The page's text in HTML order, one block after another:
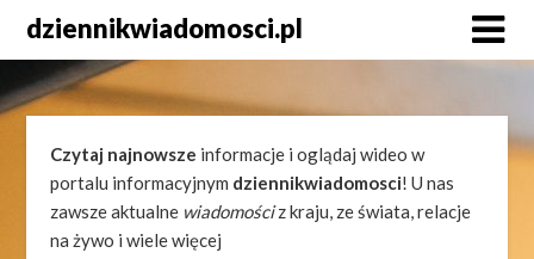
content
dziennikwiadomosci.pl
Czytaj najnowsze informacje i oglądaj wideo w
portalu informacyjnym dziennikwiadomosci! U nas
zawsze aktualne wiadomościz kraju, ze świata, relacje
na żywo i wiele więcej